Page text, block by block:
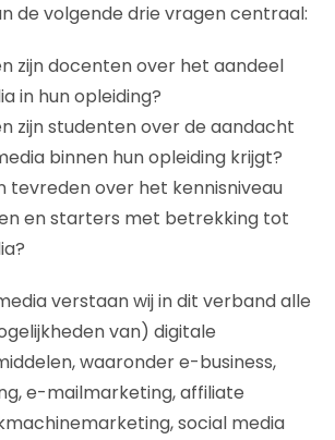
de volgende drie vragen centraal:
zijn docenten over het aandeel
in hun opleiding?
zijn studenten over de aandacht
binnen hun opleiding krijgt?
tevreden over het kennisniveau
en starters met betrekking tot
verstaan wij in dit verband alle
van) digitale
waaronder e-business,
e-mailmarketing, affiliate
social media